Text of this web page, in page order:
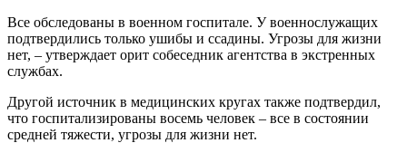
Все обследованы в военном госпитале. У военнослужащих
подтвердились только ушибы и ссадины. Угрозы для жизни
нет, – утверждает орит собеседник агентства в экстренных
службах.
Другой источник в медицинских кругах также подтвердил,
что госпитализированы восемь человек – все в состоянии
средней тяжести, угрозы для жизни нет.